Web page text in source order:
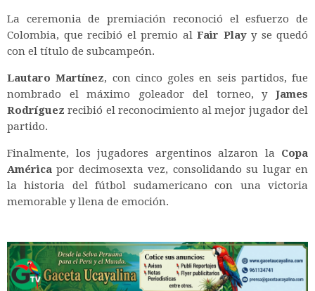
La ceremonia de premiación reconoció el esfuerzo de
Colombia, que recibió el premio al Fair Playy se quedó
con el título de subcampeón.
Lautaro Martínez, con cinco goles en seis partidos, fue
nombrado el máximo goleador del torneo, y James
Rodríguez recibió el reconocimiento al mejor jugador del
partido.
Finalmente, los jugadores argentinos alzaron la Copa
América por decimosexta vez, consolidando su lugar en
la historia del fútbol sudamericano con una victoria
memorable y llena de emoción.